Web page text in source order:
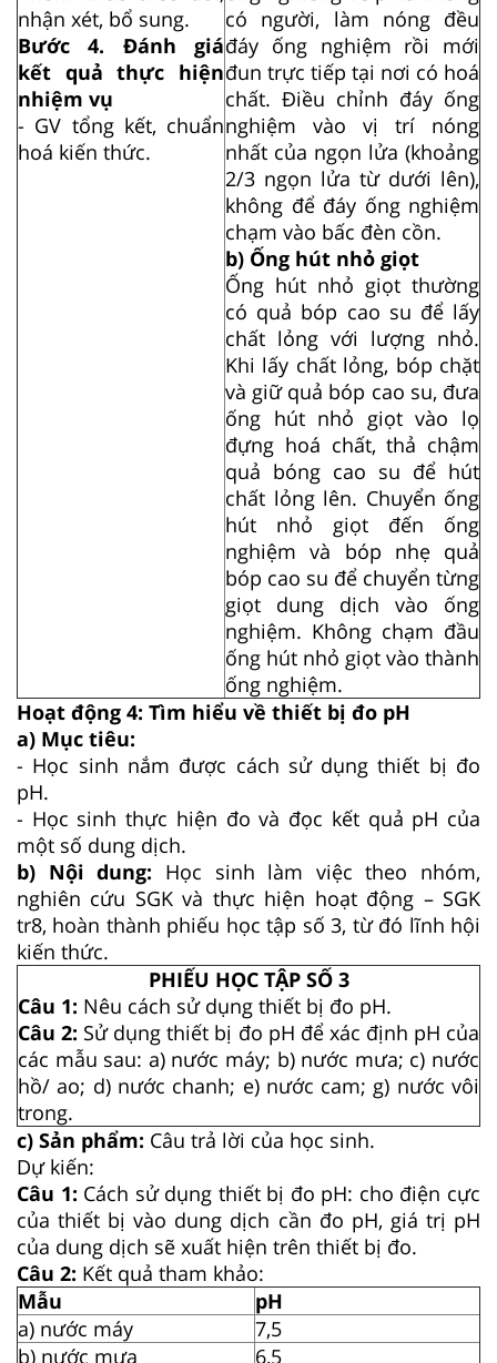
nhận xét, bổ sung.
Bước 4. Đánh giá
kết quả thực hiện
nhiệm vụ
- GV tổng kết, chuẩn
hoá kiến thức.
có người, làm nóng đều
đáy ống nghiệm rồi mới
đun trực tiếp tại nơi có hoá
chất. Điều chỉnh đáy ống
nghiệm vào vị trí nóng
nhất của ngọn lửa (khoảng
2/3 ngọn lửa từ dưới lên),
không để đáy ống nghiệm
chạm vào bấc đèn cồn.
b) Ống hút nhỏ giọt
Ống hút nhỏ giọt thường
có quả bóp cao su để lấy
chất lỏng với lượng nhỏ.
Khi lấy chất lỏng, bóp chặt
và giữ quả bóp cao su, đưa
ống hút nhỏ giọt vào lọ
đựng hoá chất, thả chậm
quả bóng cao su để hút
chất lỏng lên. Chuyển ống
hút nhỏ giọt đến ống
nghiệm và bóp nhẹ quả
bóp cao su để chuyển từng
giọt dung dịch vào ống
nghiệm. Không chạm đầu
ống hút nhỏ giọt vào thành
ống nghiệm.
Hoạt động 4: Tìm hiểu về thiết bị đo pH
a) Mục tiêu:
- Học sinh nắm được cách sử dụng thiết bị đo
pH.
- Học sinh thực hiện đo và đọc kết quả pH của
một số dung dịch.
b) Nội dung: Học sinh làm việc theo nhóm,
nghiên cứu SGK và thực hiện hoạt động – SGK
tr8, hoàn thành phiếu học tập số 3, từ đó lĩnh hội
kiến thức.
PHIẾU HỌC TẬP SỐ 3
Câu 1: Nêu cách sử dụng thiết bị đo pH.
Câu 2: Sử dụng thiết bị đo pH để xác định pH của
các mẫu sau: a) nước máy; b) nước mưa; c) nước
hồ/ ao; d) nước chanh; e) nước cam; g) nước vôi
trong.
c) Sản phẩm: Câu trả lời của học sinh.
Dự kiến:
Câu 1: Cách sử dụng thiết bị đo pH: cho điện cực
của thiết bị vào dung dịch cần đo pH, giá trị pH
của dung dịch sẽ xuất hiện trên thiết bị đo.
Câu 2: Kết quả tham khảo:
Mẫu
pH
a) nước máy
7,5
b) nước mưa
6,5